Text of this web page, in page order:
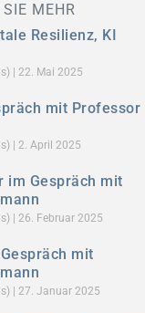
MEHR
Resilienz, KI
22. Mai 2025
mit Professor
2. April 2025
im Gespräch mit
26. Februar 2025
mit
27. Januar 2025